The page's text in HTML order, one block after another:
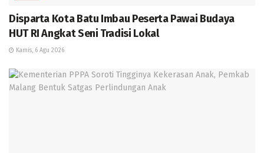
Disparta Kota Batu Imbau Peserta Pawai Budaya
HUT RI Angkat Seni Tradisi Lokal
Kamis, 6 Agu 2026